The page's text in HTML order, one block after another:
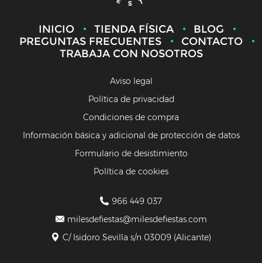
INICIO TIENDA FÍSICA
BLOG
PREGUNTAS FRECUENTES
CONTACTO
TRABAJA CON NOSOTROS
Aviso legal
Política de privacidad
Condiciones de compra
Información básica y adicional de protección de datos
Formulario de desistimiento
Política de cookies
966 449 037
milesdefiestas@milesdefiestas.com
C/ Isidoro Sevilla s/n 03009 (Alicante)